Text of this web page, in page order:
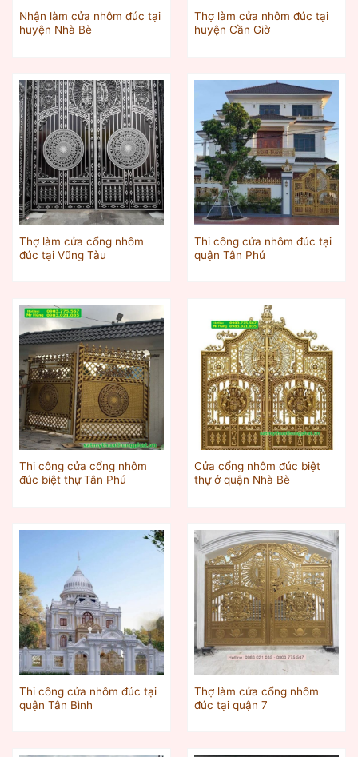
Nhận làm cửa nhôm đúc tại
huyện Nhà Bè
Thợ làm cửa nhôm đúc tại
huyện Cần Giờ
Thợ làm cửa cổng nhôm
đúc tại Vũng Tàu
Thi công cửa nhôm đúc tại
quận Tân Phú
Thi công cửa cổng nhôm
đúc biệt thự Tân Phú
Cửa cổng nhôm đúc biệt
thự ở quận Nhà Bè
Thi công cửa nhôm đúc tại
quận Tân Bình
Thợ làm cửa cổng nhôm
đúc tại quận 7